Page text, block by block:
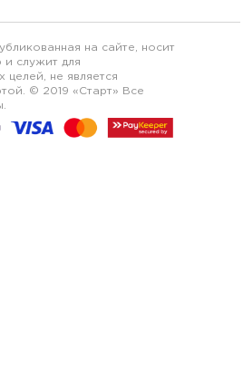
на сайте, носит
служит для
целей, не является
© 2019 «Старт» Все